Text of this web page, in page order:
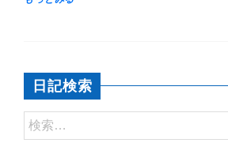
日記検索